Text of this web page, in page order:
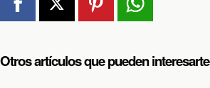
Otros artículos que pueden interesarte